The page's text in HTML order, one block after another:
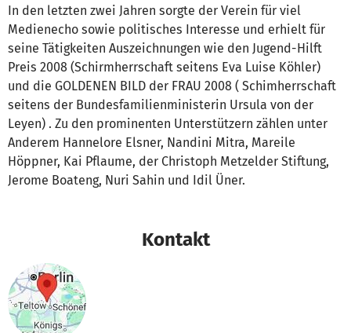
In den letzten zwei Jahren sorgte der Verein für viel
Medienecho sowie politisches Interesse und erhielt für
seine Tätigkeiten Auszeichnungen wie den Jugend-Hilft
Preis 2008 (Schirmherrschaft seitens Eva Luise Köhler)
und die GOLDENEN BILD der FRAU 2008 ( Schimherrschaft
seitens der Bundesfamilienministerin Ursula von der
Leyen) . Zu den prominenten Unterstützern zählen unter
Anderem Hannelore Elsner, Nandini Mitra, Mareile
Höppner, Kai Pflaume, der Christoph Metzelder Stiftung,
Jerome Boateng, Nuri Sahin und Idil Üner.
Kontakt